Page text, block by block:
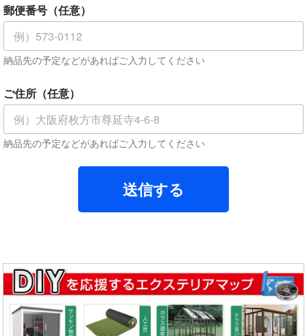
意
）
絡
先
話
番
リ
ガ
郵便番号（任意）
納品先の予定などがあればご入力してください
ご住所（任意）
納品先の予定などがあればご入力してください
送信する